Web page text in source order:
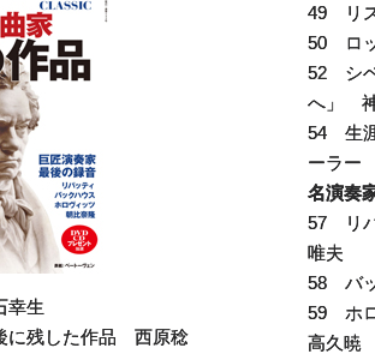
生
に残した作品 西原稔
49 リ
50 ロ
52 シ
へ」
54 生
ーラー
名演奏
57 リ
唯夫
58 バ
59 ホ
高久暁